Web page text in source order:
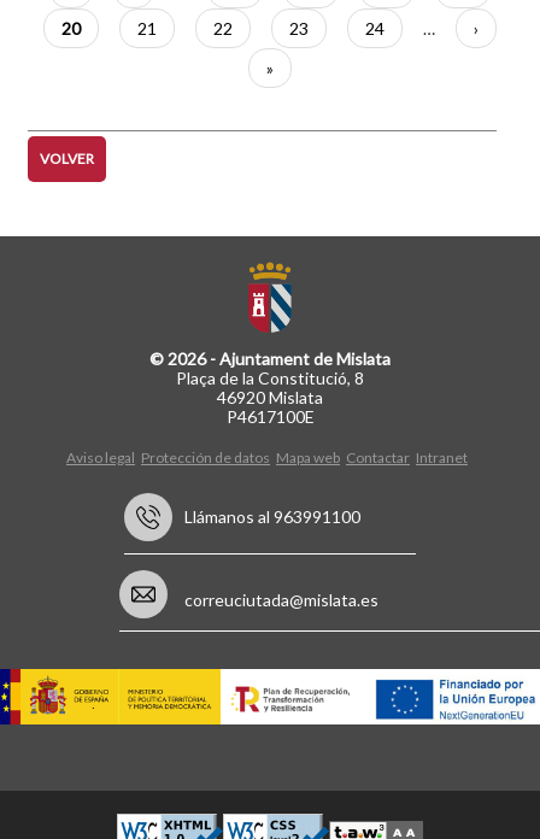
página
anterior
Página
actual
20 Página
21 Página
22 Página
23 Página
24 …
página
›
Última
página
»
VOLVER
© 2026 - Ajuntament de Mislata
Plaça de la Constitució, 8
46920 Mislata
P4617100E
Aviso legal Protección de datos Mapa web Contactar Intranet
Llámanos al 963991100
correuciutada@mislata.es